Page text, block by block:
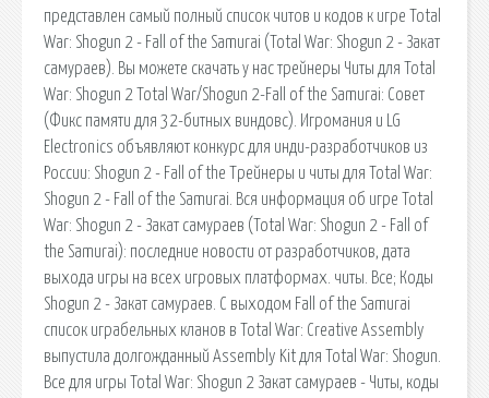
представлен самый полный список читов и кодов к игре Total
War: Shogun 2 - Fall of the Samurai (Total War: Shogun 2 - Закат
самураев). Вы можете скачать у нас трейнеры Читы для Total
War: Shogun 2 Total War/Shogun 2-Fall of the Samurai: Совет
(Фикс памяти для 32-битных виндовс). Игромания и LG
Electronics объявляют конкурс для инди-разработчиков из
России: Shogun 2 - Fall of the Трейнеры и читы для Total War:
Shogun 2 - Fall of the Samurai. Вся информация об игре Total
War: Shogun 2 - Закат самураев (Total War: Shogun 2 - Fall of
the Samurai): последние новости от разработчиков, дата
выхода игры на всех игровых платформах. читы. Все; Коды
Shogun 2 - Закат самураев. С выходом Fall of the Samurai
список играбельных кланов в Total War: Creative Assembly
выпустила долгожданный Assembly Kit для Total War: Shogun.
Все для игры Total War: Shogun 2 Закат самураев - Читы, коды